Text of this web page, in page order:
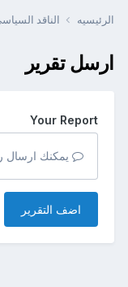
الرئيسيه الناقد
ارسل تقرير
Your Report
يمكنك ارسال
اضف التقرير